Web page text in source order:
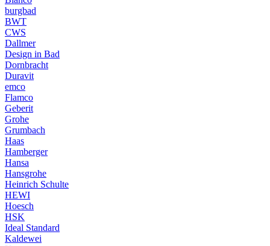
burgbad
BWT
CWS
Dallmer
Design in Bad
Dornbracht
Duravit
emco
Flamco
Geberit
Grohe
Grumbach
Haas
Hamberger
Hansa
Hansgrohe
Heinrich Schulte
HEWI
Hoesch
HSK
Ideal Standard
Kaldewei